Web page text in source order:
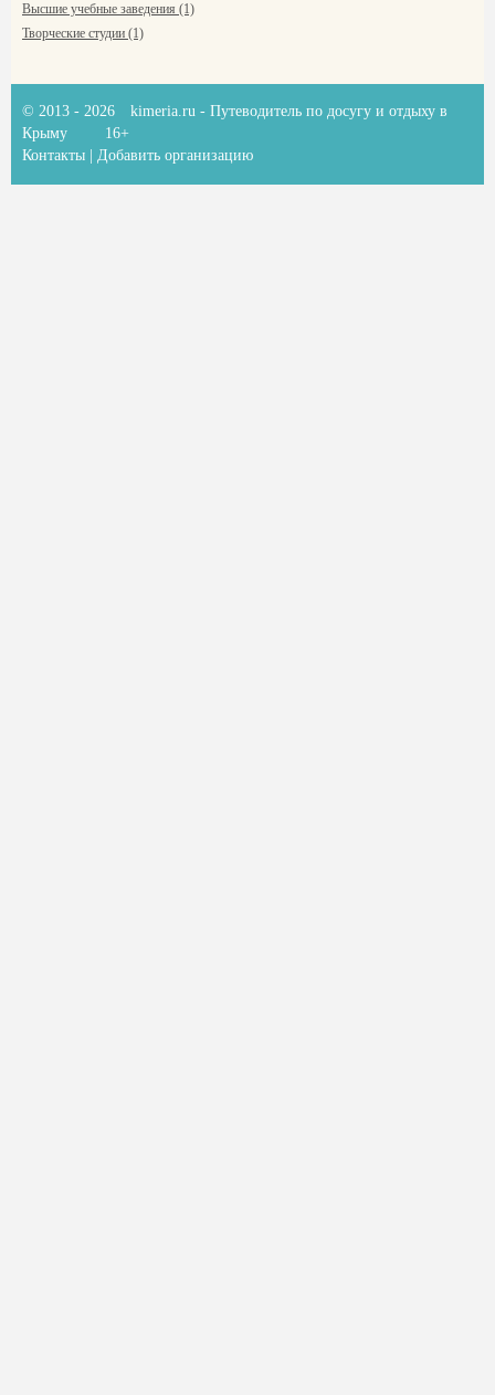
Высшие учебные заведения (1)
Творческие студии (1)
© 2013 - 2026 kimeria.ru - Путеводитель по досугу и отдыху в
Крыму
16+
Контакты
Добавить организацию